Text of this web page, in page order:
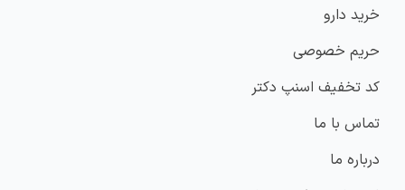
خرید دارو
حریم خصوصی
کد تخفیف اسنپ دکتر
تماس با ما
درباره ما